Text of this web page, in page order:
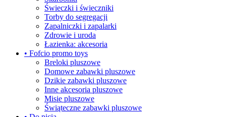
Świeczki i świeczniki
Torby do segregacji
Zapalniczki i zapalarki
Zdrowie i uroda
Łazienka: akcesoria
• Fofcio promo toys
Breloki pluszowe
Domowe zabawki pluszowe
Dzikie zabawki pluszowe
Inne akcesoria pluszowe
Misie pluszowe
Świąteczne zabawki pluszowe